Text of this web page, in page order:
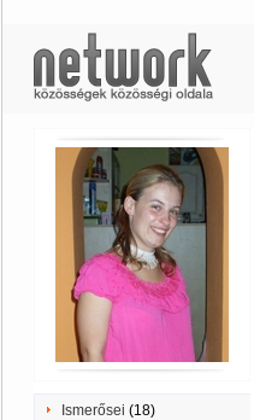
Ismerősei (18)